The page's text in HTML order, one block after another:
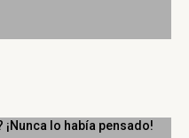
¡Nunca lo había pensado!